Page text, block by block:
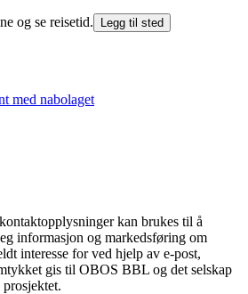
og se reisetid. Legg til sted
med nabolaget
kan brukes til å
informasjon og markedsføring om
interesse for ved hjelp av e-post,
gis til OBOS BBL og det selskap